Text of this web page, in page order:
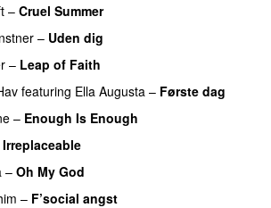
– Cruel Summer
– Uden dig
– Leap of Faith
featuring Ella Augusta – Første dag
– Enough Is Enough
Irreplaceable
– Oh My God
– F’social angst